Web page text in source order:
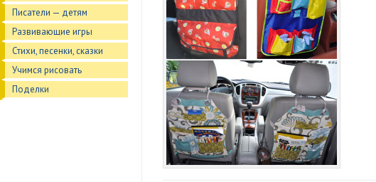
Писатели — детям
Развивающие игры
Стихи, песенки, сказки
Учимся рисовать
Поделки